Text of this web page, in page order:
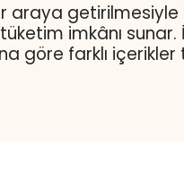
getirilmesiyle
imkânı
göre farklı